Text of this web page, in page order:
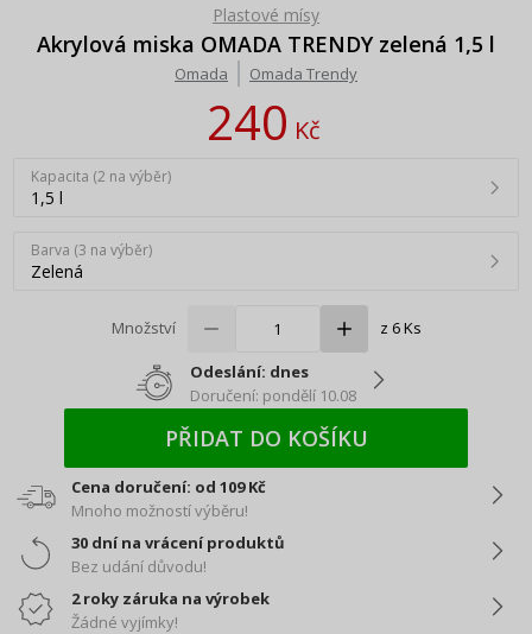
Plastové mísy
Akrylová miska OMADA TRENDY zelená 1,5 l
Omada Omada Trendy
240Kč
Kapacita (2 na výběr)
1,5 l
Barva (3 na výběr)
Zelená
Množství z 6 Ks
Odeslání: dnes
Doručení: pondělí 10.08
PŘIDAT DO KOŠÍKU
Cena doručení: od 109 Kč
Mnoho možností výběru!
30 dní na vrácení produktů
Bez udání důvodu!
2 roky záruka na výrobek
Žádné vyjímky!